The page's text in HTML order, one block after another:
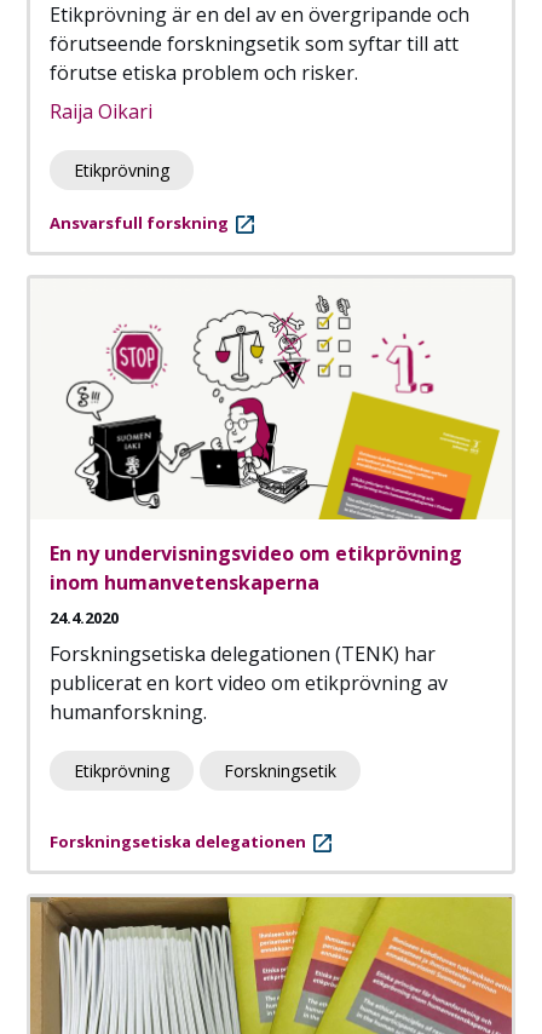
Etikprövning är en del av en övergripande och
förutseende forskningsetik som syftar till att
förutse etiska problem och risker.
Raija Oikari
Etikprövning
Ansvarsfull forskning
En ny undervisningsvideo om etikprövning
inom humanvetenskaperna
24.4.2020
Forskningsetiska delegationen (TENK) har
publicerat en kort video om etikprövning av
humanforskning.
Etikprövning Forskningsetik
Forskningsetiska delegationen